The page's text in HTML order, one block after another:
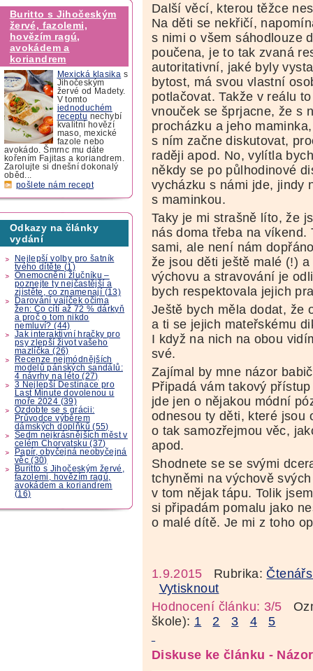
Buritto s Jihočeským
žervé, fazolemi,
hovězím ragú,
avokádem a
koriandrem
Mexická klasika s
Jihočeským
žervé od Madety.
V tomto
jednoduchém
receptu nechybí
kvalitní hovězí
maso, mexické
fazole nebo
avokádo. Šmrnc mu dáte
kořením Fajitas a koriandrem.
Zarolujte si dnešní dokonalý
oběd...
pošlete nám recept
Odkazy na články
vydání
Nejlepší volby pro šatník
tvého dítěte (1)
Onemocnění žlučníku –
poznejte ty nejčastější a
zjistěte, co znamenají (13)
Darování vajíček očima
žen: Co cítí až 72 % dárkyň
a proč o tom nikdo
nemluví? (44)
Jak interaktivní hračky pro
psy zlepší život vašeho
mazlíčka (26)
Recenze nejmódnějších
modelů pánských sandálů:
4 návrhy na léto (27)
3 Nejlepší Destinace pro
Last Minute dovolenou u
moře 2024 (39)
Ozdobte se s grácii:
Průvodce výběrem
dámských doplňků (55)
Sedm nejkrásnějších měst v
celém Chorvatsku (37)
Papír, obyčejná neobyčejná
věc (30)
Buritto s Jihočeským žervé,
fazolemi, hovězím ragú,
avokádem a koriandrem
(16)
Další věcí, kterou těžce
Na děti se nekřičí,
s nimi o všem sáhodlouze
poučena, je to tak zvaná
autoritativní, jaké byly
bytost, má svou vlastní
potlačovat. Takže v reálu
vnouček se šprjacne, že s
procházku a jeho
s ním začne diskutovat,
raději apod. No, vylítla
někdy se po půlhodinové
vycházku s námi jde, jindy
s maminkou.
Taky je mi strašně líto, že
nás doma třeba na víkend.
sami, ale není nám
že jsou děti ještě malé (!)
výchovu a stravování je
bych respektovala jejich
Ještě bych měla dodat, že
a ti se jejich mateřskému
I když na nich na obou
své.
Zajímal by mne názor
Připadá vám takový
jde jen o nějakou módní
odnesou ty děti, které jsou
o tak samozřejmou věc,
apod.
Shodnete se se svými
tchyněmi na výchově
v tom nějak tápu. Tolik
si připadám pomalu jako
o malé dítě. Je mi z toho
1.9.2015 Rubrika:
Vytisknout
Hodnocení článku: 3/5
škole): 1 2 3 4 5
Diskuse ke článku -